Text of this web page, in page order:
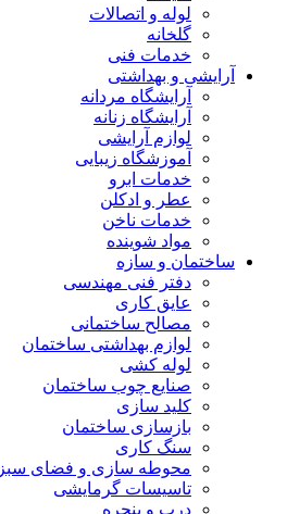
لوله و اتصالات
گلخانه
خدمات فنی
آرایشی و بهداشتی
آرایشگاه مردانه
آرایشگاه زنانه
لوازم آرایشی
آموزشگاه زیبایی
خدمات ابرو
عطر و ادکلن
خدمات ناخن
مواد شوینده
ساختمان و سازه
دفتر فنی مهندسی
عایق کاری
مصالح ساختمانی
لوازم بهداشتی ساختمان
لوله کشی
صنایع چوب ساختمان
کلید سازی
بازسازی ساختمان
سنگ کاری
محوطه سازی و فضای سبز
تاسیسات گرمایشی
درب و پنجره